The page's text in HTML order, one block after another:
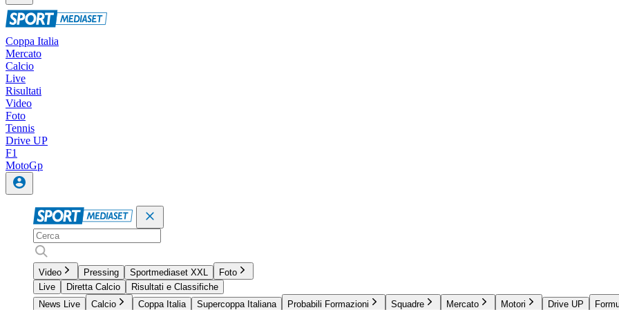
Coppa Italia
Mercato
Calcio
Live
Risultati
Video
Foto
Tennis
Drive UP
F1
MotoGp
Video Pressing Sportmediaset XXL
Foto
Live
Diretta Calcio
Risultati e Classifiche
News Live
Calcio Coppa Italia Supercoppa Italiana Probabili Formazioni Squadre Mercato Motori Drive UP